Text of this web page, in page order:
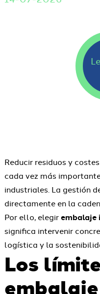
Reducir residuos y
cada vez más
industriales. La gestión
directamente en la
Por ello, elegir
significa intervenir
logística y la
Los